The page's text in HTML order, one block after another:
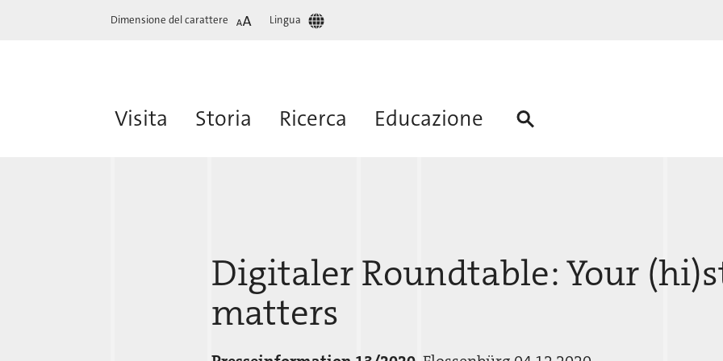
Dimensione del carattere Lingua
Visita Storia Ricerca Educazione
Digitaler Roundtable: Your
matters